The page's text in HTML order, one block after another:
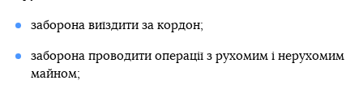
заборона виїздити за кордон;
заборона проводити операції з рухомим і нерухомим
майном;